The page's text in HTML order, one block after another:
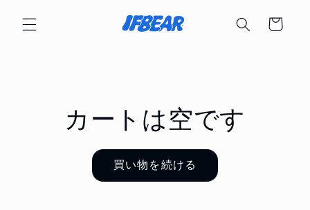
ンツに
進む
ー
カートは空です
買い物を続ける